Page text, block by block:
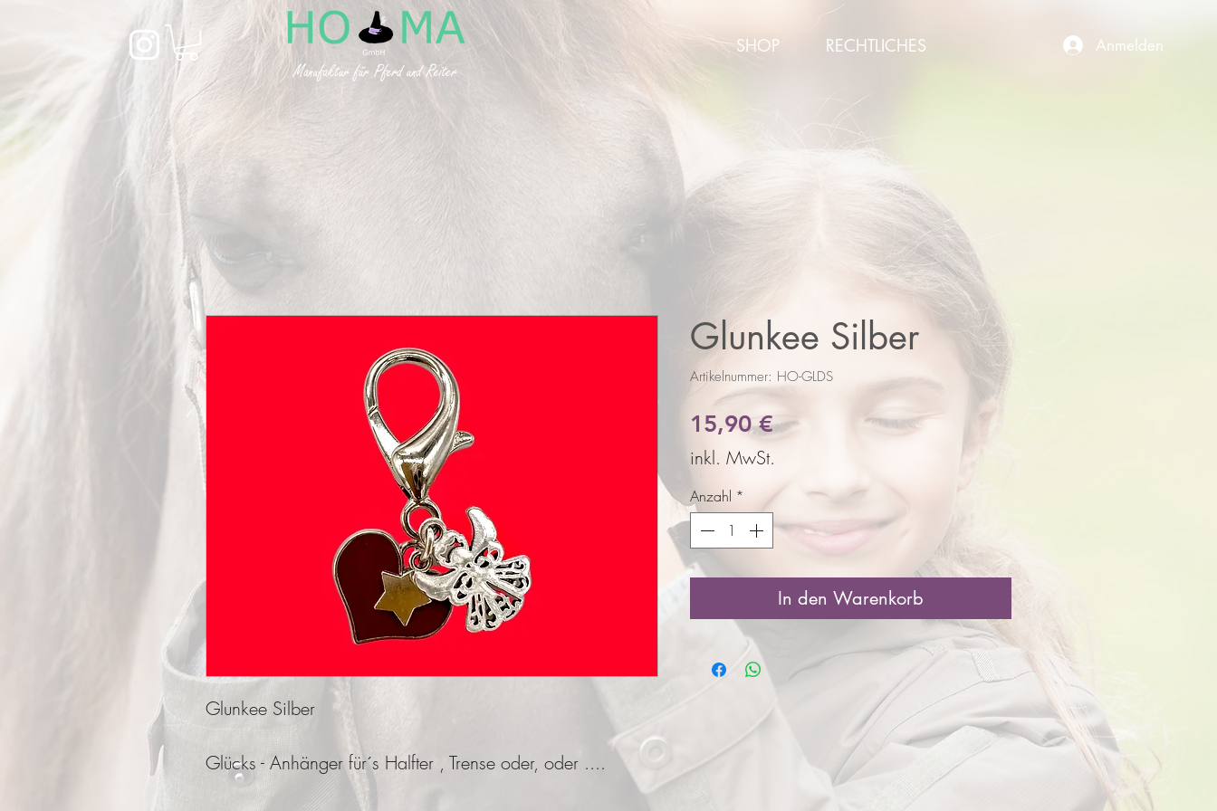
SHOP RECHTLICHES Anmelden
Glunkee Silber
Glücks - Anhänger für´s Halfter , Trense oder, oder ....
Glunkee Silber
Artikelnummer: HO-GLDS
15,90 €Preis
inkl. MwSt.
Anzahl *
In den Warenkorb